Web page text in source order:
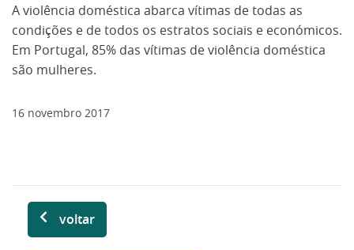
A violência doméstica abarca vítimas de todas as
condições e de todos os estratos sociais e económicos.
Em Portugal, 85% das vítimas de violência doméstica
são mulheres.
16 novembro 2017
voltar